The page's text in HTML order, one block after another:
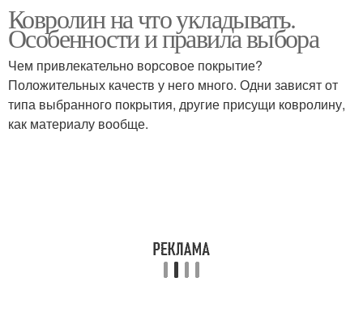
Ковролин на что укладывать.
Особенности и правила выбора
Чем привлекательно ворсовое покрытие?
Положительных качеств у него много. Одни зависят от
типа выбранного покрытия, другие присущи ковролину,
как материалу вообще.